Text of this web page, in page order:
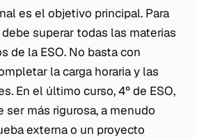
es el objetivo principal. Para
superar todas las materias
de la ESO. No basta con
la carga horaria y las
En el último curso, 4º de ESO,
ser más rigurosa, a menudo
externa o un proyecto